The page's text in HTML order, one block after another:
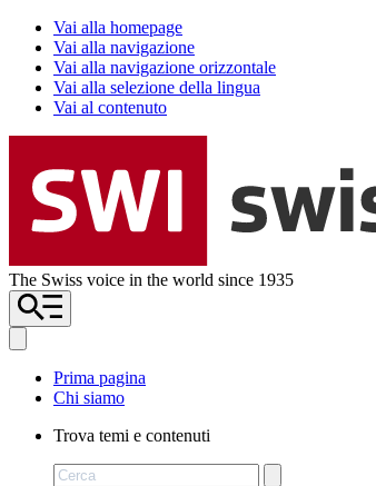
Vai alla homepage
Vai alla navigazione
Vai alla navigazione orizzontale
Vai alla selezione della lingua
Vai al contenuto
The Swiss voice in the world since 1935
Prima pagina
Chi siamo
Trova temi e contenuti
Cerca